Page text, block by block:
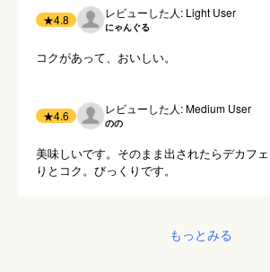
★4.8 レビューした人: Light User
にゃんぐる
コクがあって、おいしい。
★4.6 レビューした人: Medium User
のの
美味しいです。そのまま出されたらデカフ
りとコク。びっくりです。
もっとみる